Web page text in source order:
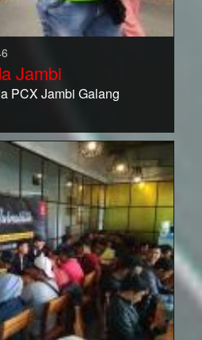
Jambi
PCX Jambi Galang